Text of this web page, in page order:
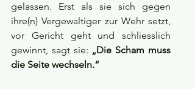
gelassen. Erst als sie sich gegen
ihre(n) Vergewaltiger zur Wehr setzt,
vor Gericht geht und schliesslich
gewinnt, sagt sie: „Die Scham muss
die Seite wechseln.“